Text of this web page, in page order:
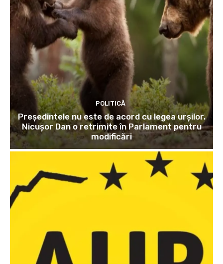
POLITICĂ
Președintele nu este de acord cu legea urșilor.
Nicușor Dan o retrimite în Parlament pentru
modificări